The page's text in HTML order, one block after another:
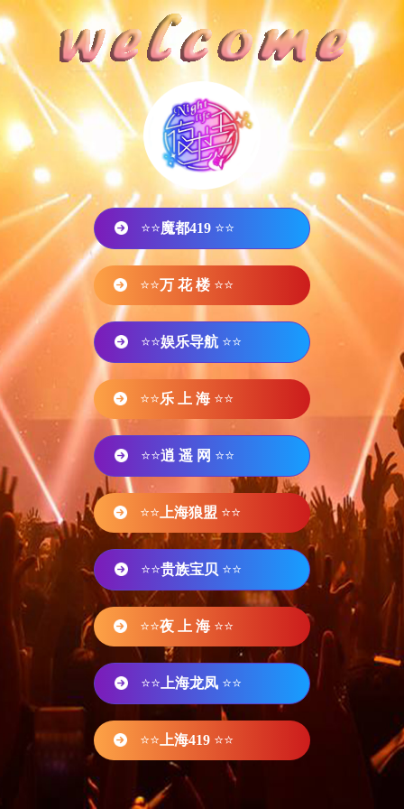
⭐⭐魔都419 ⭐⭐
⭐⭐万 花 楼 ⭐⭐
⭐⭐娱乐导航 ⭐⭐
⭐⭐乐 上 海 ⭐⭐
⭐⭐逍 遥 网 ⭐⭐
⭐⭐ 上海狼盟 ⭐⭐
⭐⭐贵族宝贝 ⭐⭐
⭐⭐夜 上 海 ⭐⭐
⭐⭐ 上海龙凤 ⭐⭐
⭐⭐ 上海419 ⭐⭐